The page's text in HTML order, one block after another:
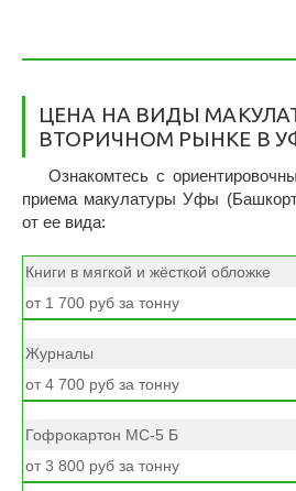
ЦЕНА НА ВИДЫ
ВТОРИЧНОМ РЫНКЕ В
Ознакомтесь с
приема макулатуры Уфы
от ее вида:
Книги в мягкой и жёсткой обложке
от 1 700 руб за тонну
Журналы
от 4 700 руб за тонну
Гофрокартон МС-5 Б
от 3 800 руб за тонну